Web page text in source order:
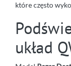
które często
układ